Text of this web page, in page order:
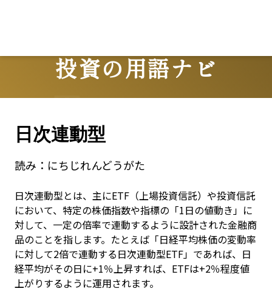
投資の用語ナビ
Terms
日次連動型
読み： にちじれんどうがた
日次連動型とは、主にETF（上場投資信託）や投資信託
において、特定の株価指数や指標の「1日の値動き」に
対して、一定の倍率で連動するように設計された金融商
品のことを指します。たとえば「日経平均株価の変動率
に対して2倍で連動する日次連動型ETF」であれば、日
経平均がその日に+1％上昇すれば、ETFは+2％程度値
上がりするように運用されます。